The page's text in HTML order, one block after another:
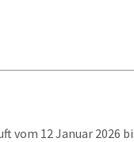
vom 12 Januar 2026